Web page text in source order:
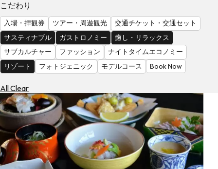
る
こだわり
入場・拝観券 ツアー・周遊観光
交通チケット・交通セット
サスティナブル
ガストロノミー
癒し・リラックス
サブカルチャー
ファッション
ナイトタイムエコノミー
リゾート
フォトジェニック モデルコース Book Now
All Clear